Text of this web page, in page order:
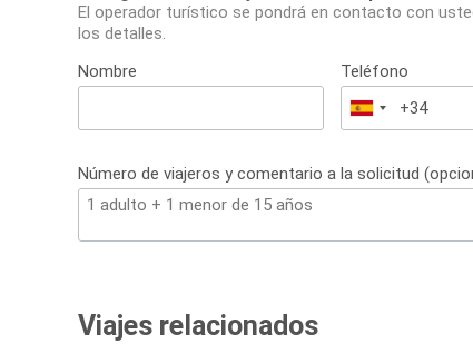
El operador turístico se pondrá en contacto con
los detalles.
Nombre
Teléfono
España
+34
Número de viajeros y comentario a la solicitud
Viajes relacionados